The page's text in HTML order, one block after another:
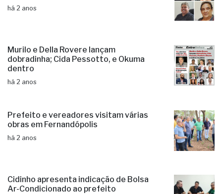
há 2 anos
Murilo e Della Rovere lançam
dobradinha; Cida Pessotto, e Okuma
dentro
há 2 anos
Prefeito e vereadores visitam várias
obras em Fernandópolis
há 2 anos
Cidinho apresenta indicação de Bolsa
Ar-Condicionado ao prefeito